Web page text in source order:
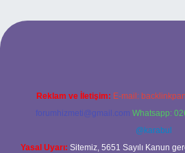
bet giriş
Reklam ve İletişim: E-mail:
forumhizmeti@gmail.com Whatsapp:
@karabul
Yasal Uyarı: Sitemiz, 5651 Sayılı Kanun